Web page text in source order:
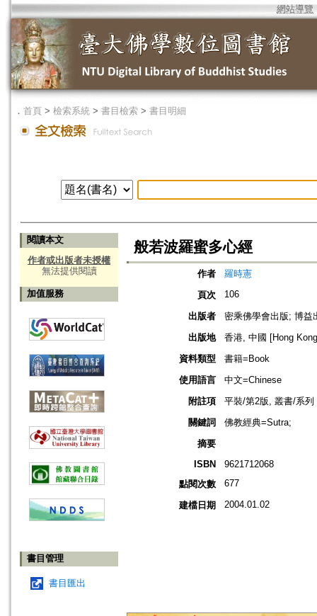
網站導覽
． 首頁 > 檢索系統 > 書目檢索 > 書目明細
閱讀本文
作者或出版者未授權
無法提供閱讀
加值服務
書目管理
書目匯出
般若波羅蜜多心經
作者
羅時憲
頁次
106
出版者
密乘佛學會出版; 博益
出版地
香港, 中國 [Hong
資料類型
書籍=Book
使用語言
中文=Chinese
附註項
平裝/第2版, 叢書/系
關鍵詞
佛教經典=Sutra;
摘要
ISBN
9621712068
點閱次數
677
建檔日期 2004.01.02